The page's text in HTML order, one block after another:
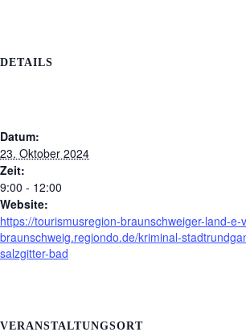
DETAILS
Datum:
23. Oktober 2024
Zeit:
9:00 - 12:00
Website:
https://tourismusregion-braunschweiger-land-e-
braunschweig.regiondo.de/kriminal-
salzgitter-bad
VERANSTALTUNGSORT